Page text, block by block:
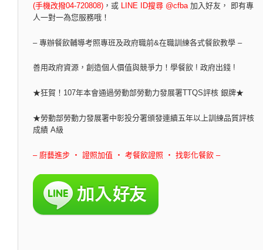
(手機改撥04-720808) ， 或 LINE ID搜尋 @cfba 加入好友， 即有專
人一對一為您服務哦！
– 專辦餐飲輔導考照專班及政府職前&在職訓練各式餐飲教學 –
善用政府資源，創造個人價值與競爭力！學餐飲 ! 政府出錢 !
★狂賀！107年本會通過勞動部勞動力發展署TTQS評核 銀牌★
★勞動部勞動力發展署中彰投分署頒發連續五年以上訓練品質評核
成績 A級
– 廚藝進步 ‧ 證照加值 ‧ 考餐飲證照 ‧ 找彰化餐飲 –